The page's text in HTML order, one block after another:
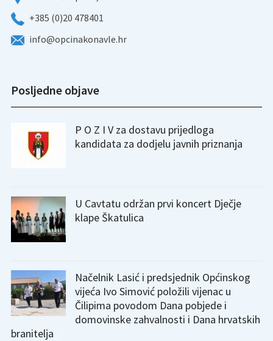
+385 (0)20 478401
info@opcinakonavle.hr
Posljedne objave
P O Z I V za dostavu prijedloga
kandidata za dodjelu javnih priznanja
U Cavtatu održan prvi koncert Dječje
klape Škatulica
Načelnik Lasić i predsjednik Općinskog
vijeća Ivo Simović položili vijenac u
Čilipima povodom Dana pobjede i
domovinske zahvalnosti i Dana hrvatskih
branitelja